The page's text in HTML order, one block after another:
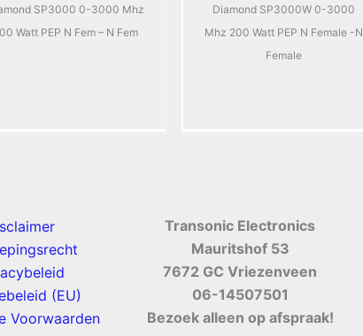
SP3000 0-3000 Mhz
Watt PEP N Fem – N Fem
Diamond SP3000W 0-3000
Mhz 200 Watt PEP N Female -N
Female
(EU)
Voorwaarden
Transonic Electronics
Mauritshof 53
7672 GC Vriezenveen
06-14507501
Bezoek alleen op afspraak!